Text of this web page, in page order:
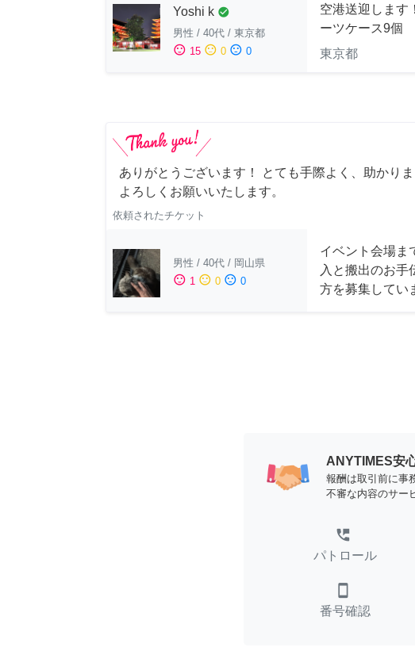
Yoshi k check_circle
男性 / 40代 / 東京都
sentiment_satisfied 15 sentiment_neutral 0 sentiment_dissatisfied 0
空港送迎します
ーツケース9個
東京都
ありがとうございます！ とても手際よく、助かりま
よろしくお願いいたします。
依頼されたチケット
男性 / 40代 / 岡山県
sentiment_satisfied 1 sentiment_neutral 0 sentiment_dissatisfied 0
イベント会場ま
入と搬出のお手
方を募集してい
ANYTIMES安
報酬は取引前に事
不審な内容のサー
perm_phone_msg
パトロール
smartphone
番号確認